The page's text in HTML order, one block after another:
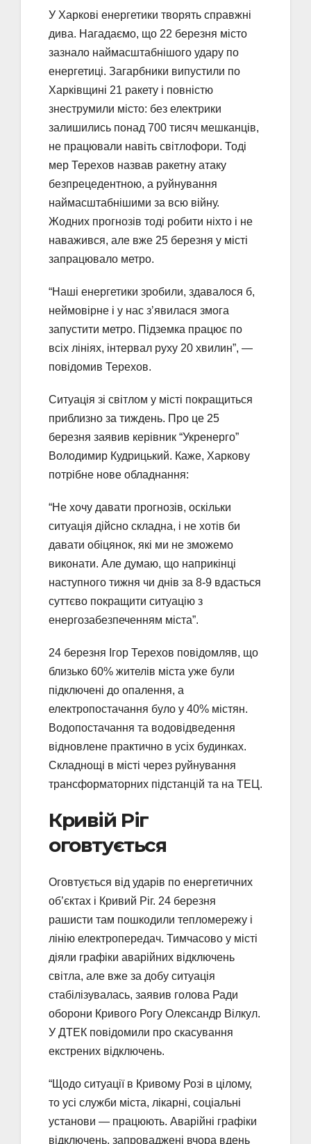
У Харкові енергетики творять справжні
дива. Нагадаємо, що 22 березня місто
зазнало наймасштабнішого удару по
енергетиці. Загарбники випустили по
Харківщині 21 ракету і повністю
знеструмили місто: без електрики
залишились понад 700 тисяч мешканців,
не працювали навіть світлофори. Тоді
мер Терехов назвав ракетну атаку
безпрецедентною, а руйнування
наймасштабнішими за всю війну.
Жодних прогнозів тоді робити ніхто і не
наважився, але вже 25 березня у місті
запрацювало метро.
“Наші енергетики зробили, здавалося б,
неймовірне і у нас зʼявилася змога
запустити метро. Підземка працює по
всіх лініях, інтервал руху 20 хвилин”, —
повідомив Терехов.
Ситуація зі світлом у місті покращиться
приблизно за тиждень. Про це 25
березня заявив керівник “Укренерго”
Володимир Кудрицький. Каже, Харкову
потрібне нове обладнання:
“Не хочу давати прогнозів, оскільки
ситуація дійсно складна, і не хотів би
давати обіцянок, які ми не зможемо
виконати. Але думаю, що наприкінці
наступного тижня чи днів за 8-9 вдасться
суттєво покращити ситуацію з
енергозабезпеченням міста”.
24 березня Ігор Терехов повідомляв, що
близько 60% жителів міста уже були
підключені до опалення, а
електропостачання було у 40% містян.
Водопостачання та водовідведення
відновлене практично в усіх будинках.
Складнощі в місті через руйнування
трансформаторних підстанцій та на ТЕЦ.
Кривій Ріг
оговтується
Оговтується від ударів по енергетичних
об’єктах і Кривий Ріг. 24 березня
рашисти там пошкодили тепломережу і
лінію електропередач. Тимчасово у місті
діяли графіки аварійних відключень
світла, але вже за добу ситуація
стабілізувалась, заявив голова Ради
оборони Кривого Рогу Олександр Вілкул.
У ДТЕК повідомили про скасування
екстрених відключень.
“Щодо ситуації в Кривому Розі в цілому,
то усі служби міста, лікарні, соціальні
установи — працюють. Аварійні графіки
відключень, запроваджені вчора вдень